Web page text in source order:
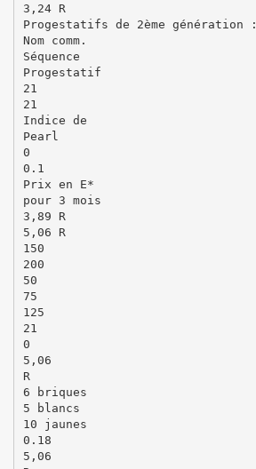
3,24 R
Progestatifs de 2ème génération :
Nom comm.
Séquence
Progestatif
21
21
Indice de
Pearl
0
0.1
Prix en E*
pour 3 mois
3,89 R
5,06 R
150
200
50
75
125
21
0
5,06
R
6 briques
5 blancs
10 jaunes
0.18
5,06